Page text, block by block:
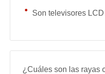
Son televisores
¿Cuáles son las rayas